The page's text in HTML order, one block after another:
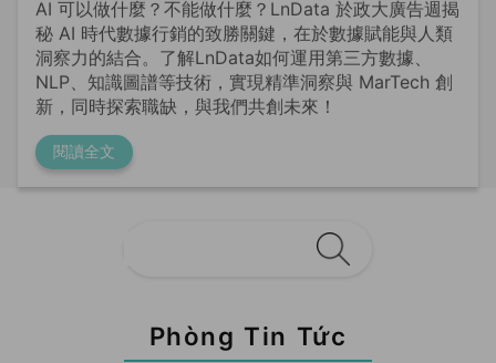
NLP、知識圖譜等技術，實現精準洞察與 MarTech 創
新，同時探索職缺，與我們共創未來！
閱讀全文
Phòng Tin Tức